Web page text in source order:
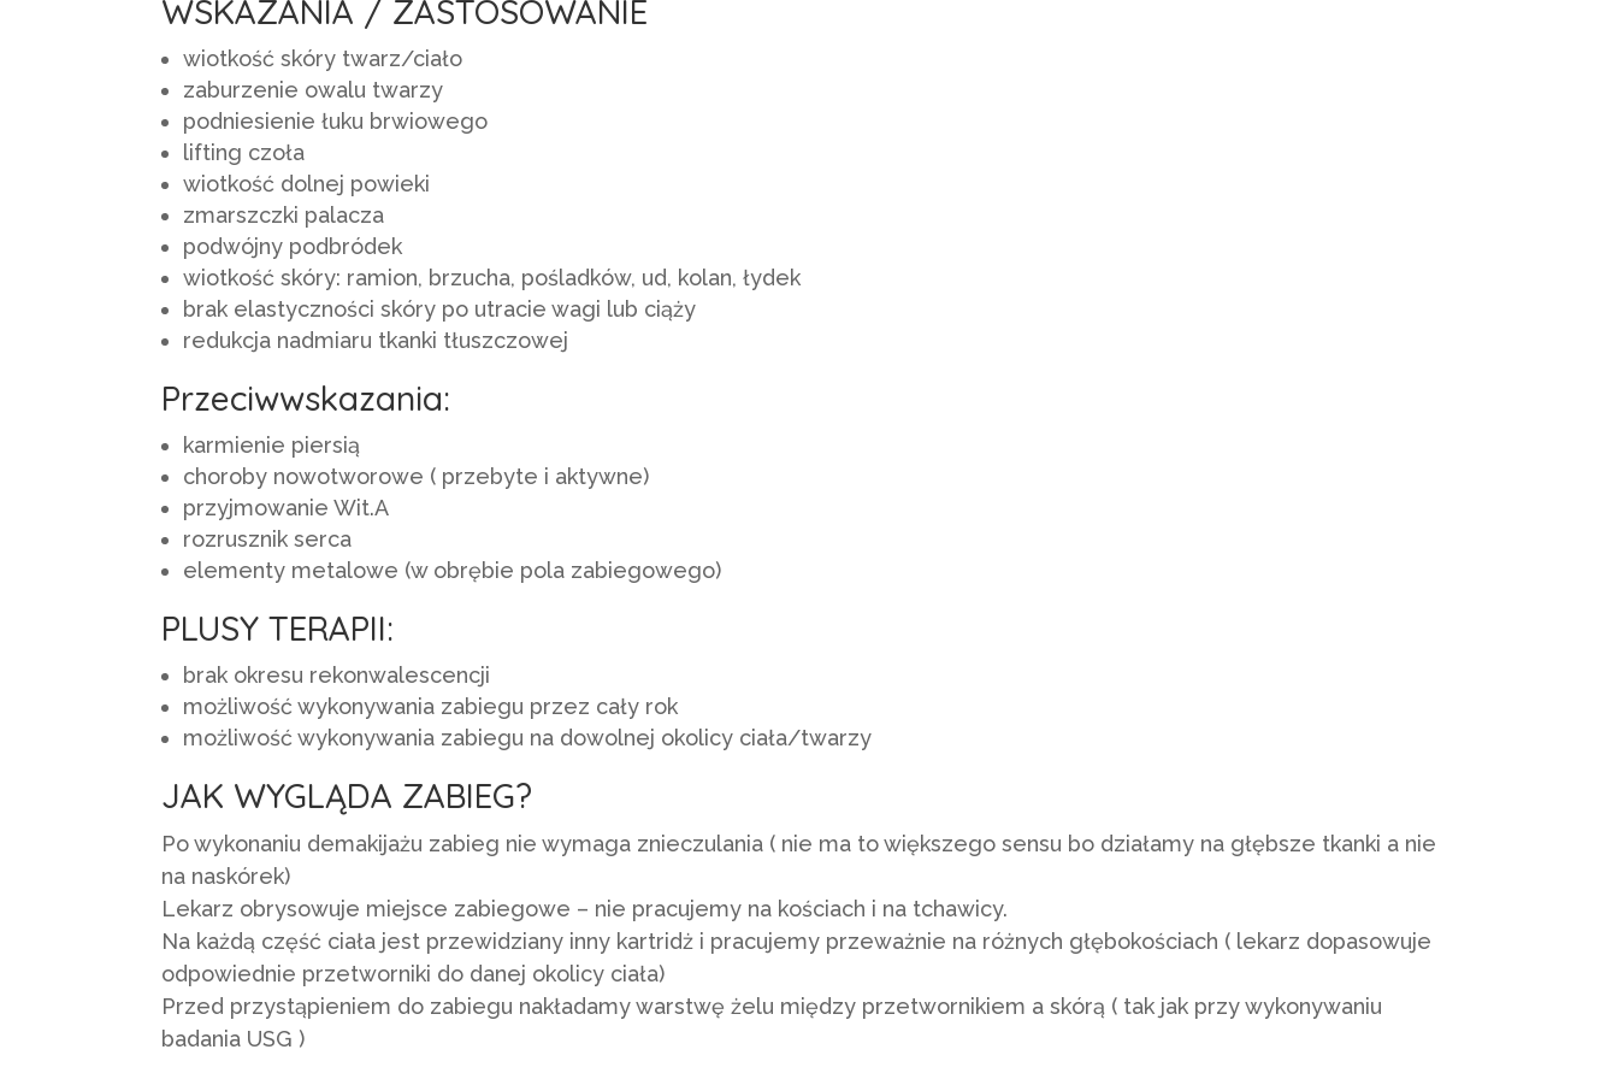
WSKAZANIA / ZASTOSOWANIE
wiotkość skóry twarz/ciało
zaburzenie owalu twarzy
podniesienie łuku brwiowego
lifting czoła
wiotkość dolnej powieki
zmarszczki palacza
podwójny podbródek
wiotkość skóry: ramion, brzucha, pośladków, ud, kolan, łydek
brak elastyczności skóry po utracie wagi lub ciąży
redukcja nadmiaru tkanki tłuszczowej
Przeciwwskazania:
karmienie piersią
choroby nowotworowe ( przebyte i aktywne)
przyjmowanie Wit.A
rozrusznik serca
elementy metalowe (w obrębie pola zabiegowego)
PLUSY TERAPII:
brak okresu rekonwalescencji
możliwość wykonywania zabiegu przez cały rok
możliwość wykonywania zabiegu na dowolnej okolicy ciała/twarzy
JAK WYGLĄDA ZABIEG?
Po wykonaniu demakijażu zabieg nie wymaga znieczulania ( nie ma to większego sensu bo działamy na głębsze tkanki a nie
na naskórek)
Lekarz obrysowuje miejsce zabiegowe – nie pracujemy na kościach i na tchawicy.
Na każdą część ciała jest przewidziany inny kartridż i pracujemy przeważnie na różnych głębokościach ( lekarz dopasowuje
odpowiednie przetworniki do danej okolicy ciała)
Przed przystąpieniem do zabiegu nakładamy warstwę żelu między przetwornikiem a skórą ( tak jak przy wykonywaniu
badania USG )